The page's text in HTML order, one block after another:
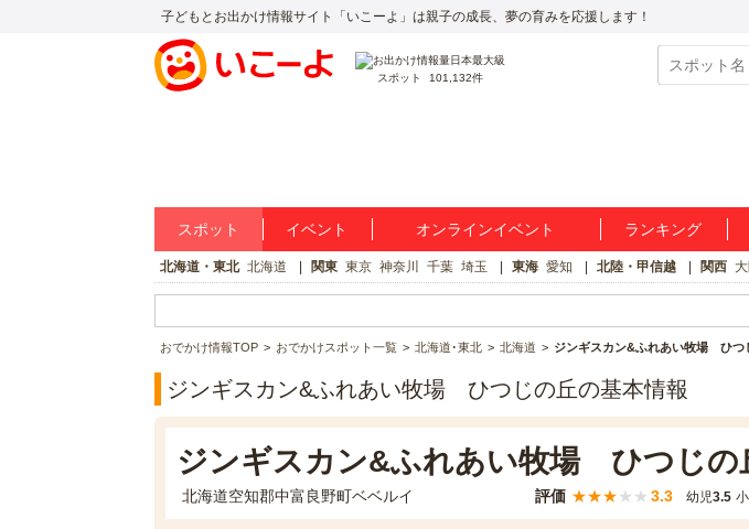
子どもとお出かけ情報サイト「いこーよ」は親子の成長、夢の育みを応援します！
スポット 101,132件
スポット イベント オンラインイベント ランキング
北海道・東北 北海道 関東 東京 神奈川 千葉 埼玉 東海 愛知 北陸・甲信越 関西
おでかけ情報TOP おでかけスポット一覧 北海道･東北 北海道 ジンギスカン&ふれあい牧場 ひつ
ジンギスカン&ふれあい牧場 ひつじの丘の基本情報
ジンギスカン&ふれあい牧場 ひつじの
北海道空知郡中富良野町ベベルイ 評価 ★★★★ ★ 3.3 幼児3.5